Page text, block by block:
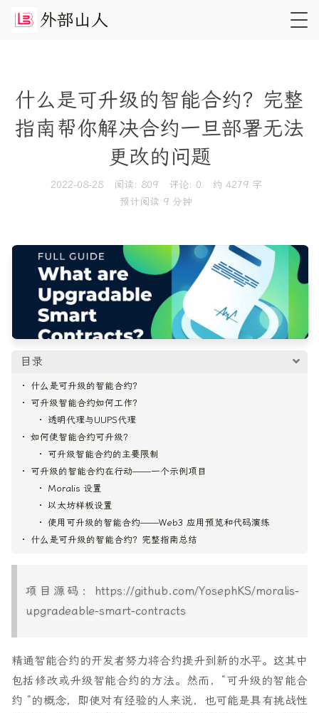
外部山 人
什么是可升级的智能合约？完整
指南帮你解决合约一旦部署无法
更改的问题
2022-08-28 阅读: 809 评论: 0
约 4279 字
预计阅读 9 分钟
目录
什么是可升级的智能合约？
可升级智能合约如何工作？
透明代理与UUPS代理
如何使智能合约可升级？
可升级智能合约的主要限制
可升级的智能合约在行动——一个示例项目
Moralis 设置
以太坊样板设置
使用可升级的智能合约——Web3 应用预览和代码演练
什么是可升级的智能合约？完整指南总结
项目源码：https://github.com/YosephKS/moralis-
upgradeable-smart-contracts
精通智能合约的开发者努力将合约提升到新的水平。这其中
包括修改或升级智能合约的方法。然而，“可升级的智能合
约 “的概念，即使对有经验的人来说，也可能是具有挑战性